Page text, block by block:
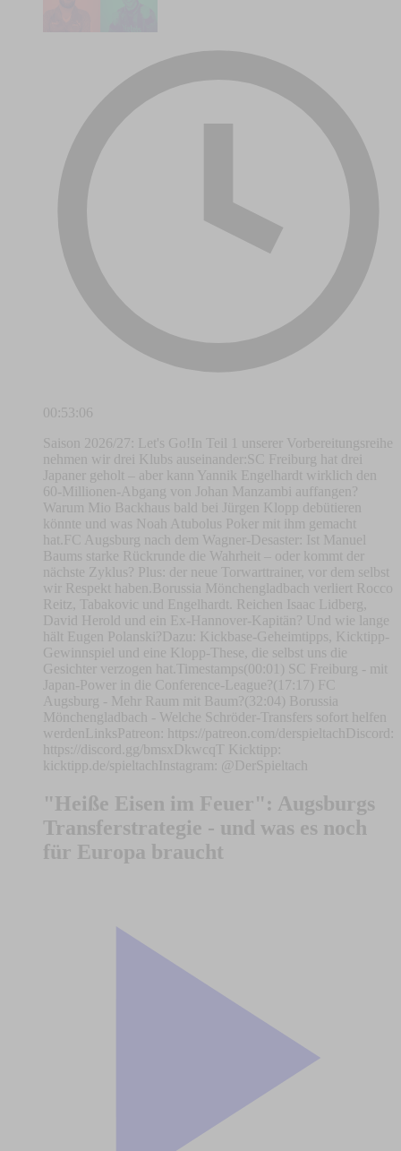
00:53:06
Saison 2026/27: Let's Go!In Teil 1 unserer Vorbereitungsreihe
nehmen wir drei Klubs auseinander:SC Freiburg hat drei
Japaner geholt – aber kann Yannik Engelhardt wirklich den
60-Millionen-Abgang von Johan Manzambi auffangen?
Warum Mio Backhaus bald bei Jürgen Klopp debütieren
könnte und was Noah Atubolus Poker mit ihm gemacht
hat.FC Augsburg nach dem Wagner-Desaster: Ist Manuel
Baums starke Rückrunde die Wahrheit – oder kommt der
nächste Zyklus? Plus: der neue Torwarttrainer, vor dem selbst
wir Respekt haben.Borussia Mönchengladbach verliert Rocco
Reitz, Tabakovic und Engelhardt. Reichen Isaac Lidberg,
David Herold und ein Ex-Hannover-Kapitän? Und wie lange
hält Eugen Polanski?Dazu: Kickbase-Geheimtipps, Kicktipp-
Gewinnspiel und eine Klopp-These, die selbst uns die
Gesichter verzogen hat.Timestamps(00:01) SC Freiburg - mit
Japan-Power in die Conference-League?(17:17) FC
Augsburg - Mehr Raum mit Baum?(32:04) Borussia
Mönchengladbach - Welche Schröder-Transfers sofort helfen
werdenLinksPatreon: ⁠⁠https://patreon.com/derspieltach⁠⁠Discord:
⁠⁠https://discord.gg/bmsxDkwcqT⁠⁠ Kicktipp:
kicktipp.de/spieltachInstagram: @DerSpieltach
"Heiße Eisen im Feuer": Augsburgs
Transferstrategie - und was es noch
für Europa braucht